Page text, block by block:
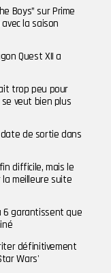
Boys” sur Prime
la saison
Quest XII a
trop peu pour
veut bien plus
de sortie dans
difficile, mais le
meilleure suite
6 garantissent que
définitivement
Wars'